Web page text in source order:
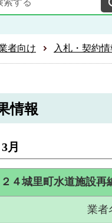
者向け 入札・契約
情報
月
４城里町水道施設
業者